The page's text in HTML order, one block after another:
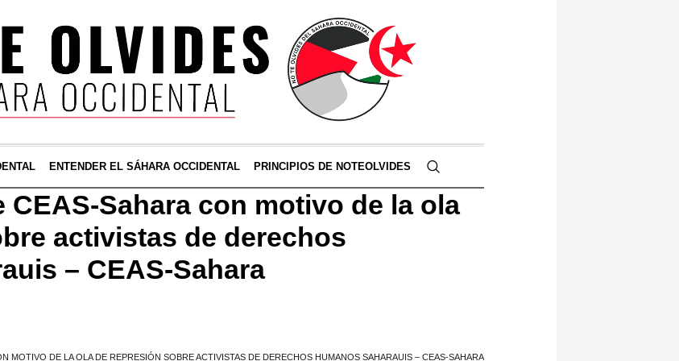
ENTENDER EL SÁHARA OCCIDENTAL PRINCIPIOS DE NOTEOLVIDES
CEAS-Sahara con motivo de la ola
activistas de derechos
– CEAS-Sahara
MOTIVO DE LA OLA DE REPRESIÓN SOBRE ACTIVISTAS DE DERECHOS HUMANOS SAHARAUIS – CEAS-SAHARA